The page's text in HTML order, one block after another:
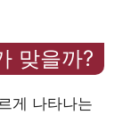
맞을까?
게 나타나는